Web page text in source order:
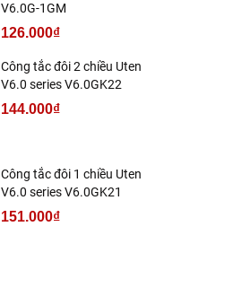
V6.0G-1GM
126.000₫
Công tắc đôi 2 chiều Uten
V6.0 series V6.0GK22
144.000₫
Công tắc đôi 1 chiều Uten
V6.0 series V6.0GK21
151.000₫